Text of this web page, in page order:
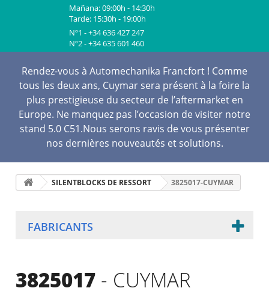
Mañana: 09:00h - 14:30h
Tarde: 15:30h - 19:00h
Nº1 - +34 636 427 247
Nº2 - +34 635 601 460
Rendez-vous à Automechanika Francfort ! Comme
tous les deux ans, Cuymar sera présent à la foire la
plus prestigieuse du secteur de l’aftermarket en
Europe. Ne manquez pas l’occasion de visiter notre
stand 5.0 C51.Nous serons ravis de vous présenter
nos dernières nouveautés et solutions.
SILENTBLOCKS DE RESSORT 3825017-CUYMAR
FABRICANTS
3825017 - CUYMAR